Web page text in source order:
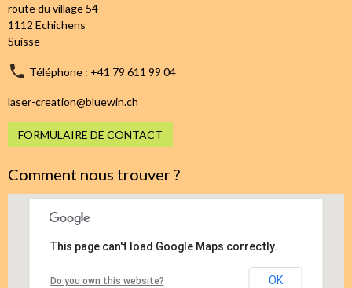
route du village 54
1112 Echichens
Suisse
Téléphone : +41 79 611 99 04
laser-creation@bluewin.ch
FORMULAIRE DE CONTACT
Comment nous trouver ?
This page can't load Google Maps correctly.
Do you own this website? OK